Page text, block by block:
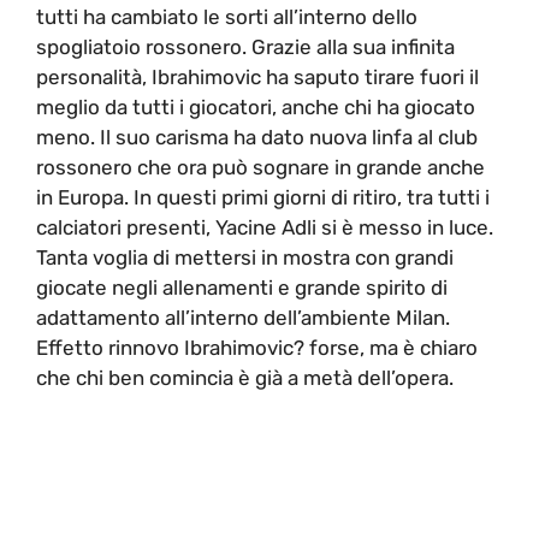
tutti ha cambiato le sorti all’interno dello
spogliatoio rossonero. Grazie alla sua infinita
personalità, Ibrahimovic ha saputo tirare fuori il
meglio da tutti i giocatori, anche chi ha giocato
meno. Il suo carisma ha dato nuova linfa al club
rossonero che ora può sognare in grande anche
in Europa. In questi primi giorni di ritiro, tra tutti i
calciatori presenti, Yacine Adli si è messo in luce.
Tanta voglia di mettersi in mostra con grandi
giocate negli allenamenti e grande spirito di
adattamento all’interno dell’ambiente Milan.
Effetto rinnovo Ibrahimovic? forse, ma è chiaro
che chi ben comincia è già a metà dell’opera.